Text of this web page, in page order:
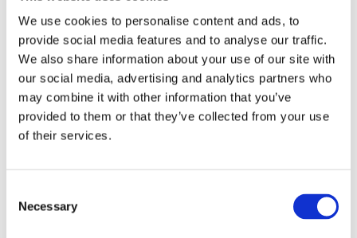
We use cookies to personalise content and ads, to
provide social media features and to analyse our traffic.
We also share information about your use of our site with
our social media, advertising and analytics partners who
may combine it with other information that you’ve
provided to them or that they’ve collected from your use
of their services.
Selection
Necessary